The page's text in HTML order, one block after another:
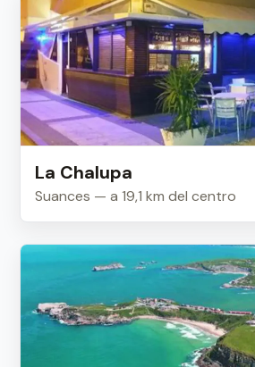
La Chalupa
Suances — a 19,1 km del centro